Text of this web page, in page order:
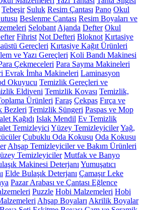
Tebeşir Suluk Resim Çantası Pano Okul
Beslenme Çantası Resim Boyaları ve
Selobant Ajanda Defter Okul
Fihrist Not Defteri Bloknot Kırtasiye
Gereçleri Kırtasiye Kağıt Ürünleri
ve Yazı Gereçleri Koli Bandı Makinesi
Çekmeceleri Para Sayma Makineleri
Evrak İmha Makineleri Laminasyon
Okuyucu Temizlik Gereçleri ve
Eldiveni Temizlik Kovası Temizlik,
Ürünleri Faraş Çekpas Fırça ve
Bezleri Temizlik Süngeri Paspas ve Mop
Kağıdı Islak Mendil Ev Temizlik
Temizleyici Yüzey TemizleyicilerYağ,
Çubuklu Oda Kokusu Oda Kokusu
Ahşap Temizleyiciler ve Bakım Ürünleri
Temizleyiciler Mutfak ve Banyo
Makinesi Deterjanı Yumuşatıcı
Elde Bulaşık Deterjanı Çamaşır Leke
Pazar Arabası ve Çantası Eğlence
Puzzle Hobi Malzemeleri Hobi
Ahşap Boyaları Akrilik Boyalar